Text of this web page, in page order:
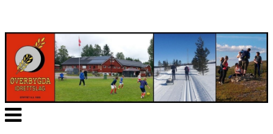
Veksle
navigasjon